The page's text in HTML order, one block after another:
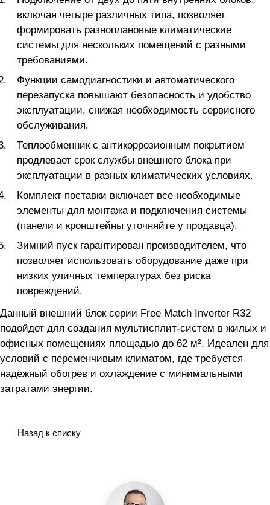
включая четыре различных типа, позволяет
формировать разноплановые климатические
системы для нескольких помещений с разными
требованиями.
Функции самодиагностики и автоматического
перезапуска повышают безопасность и удобство
эксплуатации, снижая необходимость сервисного
обслуживания.
Теплообменник с антикоррозионным покрытием
продлевает срок службы внешнего блока при
эксплуатации в разных климатических условиях.
Комплект поставки включает все необходимые
элементы для монтажа и подключения системы
(панели и кронштейны уточняйте у продавца).
Зимний пуск гарантирован производителем, что
позволяет использовать оборудование даже при
низких уличных температурах без риска
повреждений.
Данный внешний блок серии Free Match Inverter R32
подойдет для создания мультисплит-систем в жилых и
офисных помещениях площадью до 62 м². Идеален для
условий с переменчивым климатом, где требуется
надежный обогрев и охлаждение с минимальными
затратами энергии.
Назад к списку